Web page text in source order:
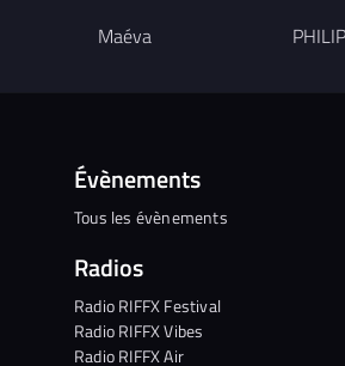
Maéva
Évènements
Tous les évènements
Radios
Radio RIFFX Festival
Radio RIFFX Vibes
Radio RIFFX Air